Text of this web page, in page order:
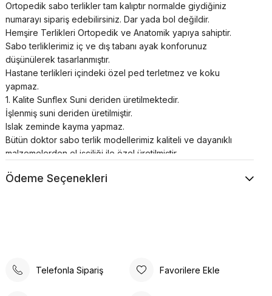
Ortopedik sabo terlikler tam kalıptır normalde giydiğiniz
numarayı sipariş edebilirsiniz. Dar yada bol değildir.
Hemşire Terlikleri Ortopedik ve Anatomik yapıya sahiptir.
Sabo terliklerimiz iç ve dış tabanı ayak konforunuz
düşünülerek tasarlanmıştır.
Hastane terlikleri içindeki özel ped terletmez ve koku
yapmaz.
1. Kalite Sunflex Suni deriden üretilmektedir.
İşlenmiş suni deriden üretilmiştir.
Islak zeminde kayma yapmaz.
Bütün doktor sabo terlik modellerimiz kaliteli ve dayanıklı
malzemelerden el işçiliği ile özel üretilmiştir.
sadece ılık su kullanılarak yapılmalıdır.
düşünerek tasarlanmıştır. Gün boyu rahat adımlar atmanızı
Ödeme Seçenekleri
Telefonla Sipariş Favorilere Ekle